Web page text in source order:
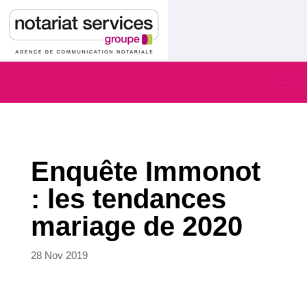
Enquête Immonot
: les tendances
mariage de 2020
28 Nov 2019